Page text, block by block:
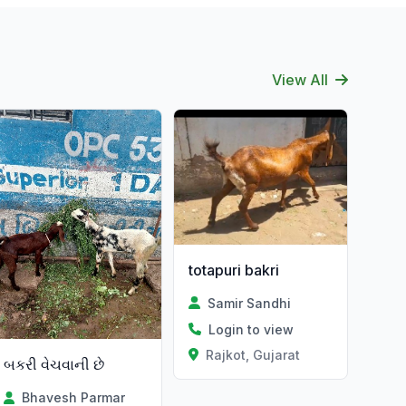
View All
બકરી વેચવાની છે
Bhavesh Parmar
totapuri bakri
Samir Sandhi
Login to view
Rajkot, Gujarat